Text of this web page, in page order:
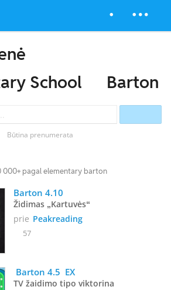
School
Barton
Būtina prenumerata
000+ pagal elementary barton
Židimas „Kartuvės“
prie Peakreading
57
Barton 4.5  EX
TV žaidimo tipo viktorina